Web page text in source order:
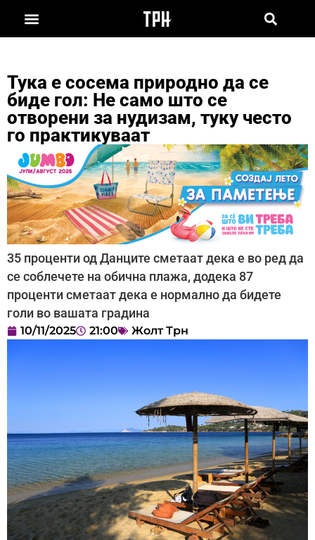
Тука е сосема природно да се
биде гол: Не само што се
отворени за нудизам, туку често
го практикуваат
35 проценти од Данците сметаат дека е во ред да
се соблечете на обична плажа, додека 87
проценти сметаат дека е нормално да бидете
голи во вашата градина
10/11/2025 21:00 Жолт Трн